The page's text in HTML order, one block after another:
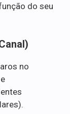
do seu
no